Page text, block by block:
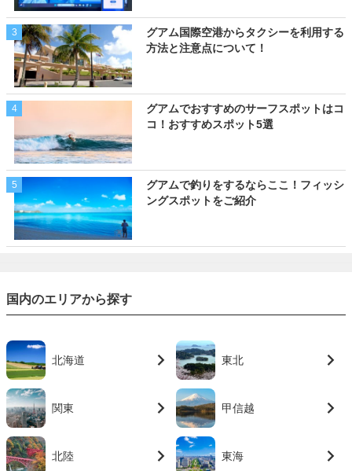
3
グアム国際空港からタクシーを利用する
方法と注意点について！
4
グアムでおすすめのサーフスポットはコ
コ！おすすめスポット5選
5
グアムで釣りをするならここ！フィッシ
ングスポットをご紹介
国内のエリアから探す
北海道 東北
関東 甲信越
北陸 東海